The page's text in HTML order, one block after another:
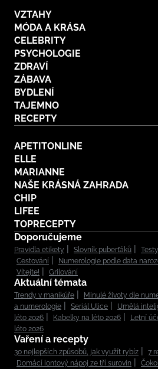
VZTAHY
MÓDA A KRÁSA
CELEBRITY
PSYCHOLOGIE
ZDRAVÍ
ZÁBAVA
BYDLENÍ
TAJEMNO
RECEPTY
APETITONLINE
ELLE
MARIANNE
NAŠE KRÁSNÁ ZAHRADA
CHIP
LIFEE
TOPRECEPTY
Doporučujeme
Pravidla etikety Slovník puberťáků
Cestování
Numerologie podle data
Vítejte!
Grilování
Aktuální témata
Trendy v manikúře Minulé životy dle
a numerologie
Seriál Ulice Umělá
léto 2026
Kabelky na léto 2026 Letní
léto 2026
Vaření a recepty
30 nejlepších způsobů, jak využít rybíz
7
Domácí iontový nápoj ze tří surovin